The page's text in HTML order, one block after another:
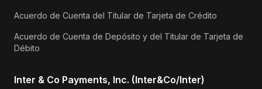
Acuerdo de Cuenta del Titular de Tarjeta de Crédito
Acuerdo de Cuenta de Depósito y del Titular de Tarjeta de
Débito
Inter & Co Payments, Inc. (Inter&Co/Inter)